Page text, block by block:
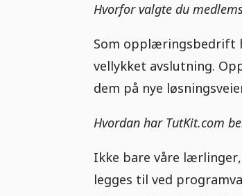
Hvorfor valgte du
Som opplæringsbedrift
vellykket avslutning.
dem på nye
Hvordan har TutKit.com
Ikke bare våre
legges til ved